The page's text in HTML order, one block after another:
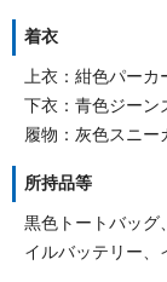
着衣
上衣：紺色パーカ
下衣：青色ジーン
履物：灰色スニー
所持品等
黒色トートバッグ
イルバッテリー、